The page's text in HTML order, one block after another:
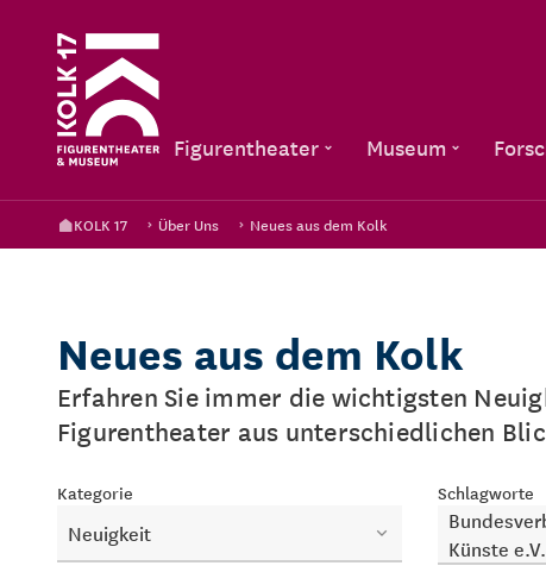
Figurentheater Museum
KOLK 17 Über Uns Neues aus dem Kolk
Neues aus dem Kolk
Erfahren Sie immer die wichtigsten
Figurentheater aus unterschiedlichen
Kategorie
Neuigkeit
Schlagworte
Künste e.V.